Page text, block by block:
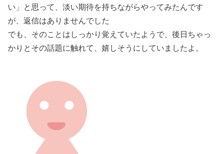
い」と思って、淡い期待を持ちながらやってみたんです
が、返信はありませんでした
でも、そのことはしっかり覚えていたようで、後日ちゃっ
かりとその話題に触れて、嬉しそうにしていましたよ。